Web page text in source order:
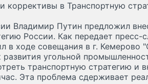
коррективы в Транспортную
Владимир Путин предложил
России. Как передает пресс-
в ходе совещания в г. Кемерово
угольной
транспортную стратегию и
Эта проблема сдерживает